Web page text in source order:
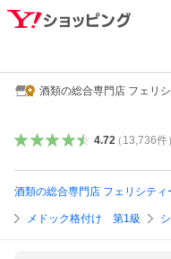
酒類の総合専門店 フェリ
4.72（ 13,736件
酒類の総合専門店 フェリシティ
メドック格付け 第1級